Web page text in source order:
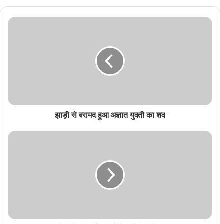
झाड़ी से बरामद हुआ अज्ञात युवती का शव